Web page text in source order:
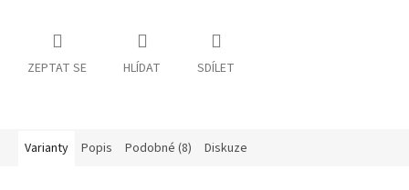
ZEPTAT SE HLÍDAT SDÍLET
Varianty Popis Podobné (8) Diskuze